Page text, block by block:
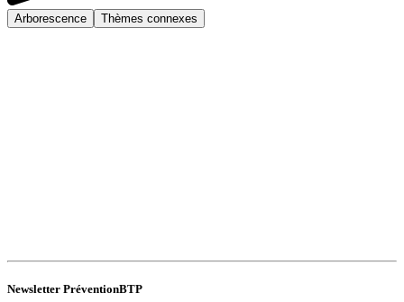
Arborescence Thèmes connexes
Newsletter PréventionBTP